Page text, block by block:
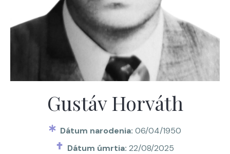
Gustáv Horváth
Dátum narodenia:06/04/1950
Dátum úmrtia:22/08/2025